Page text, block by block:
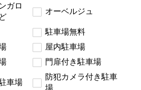
ガロ
オーベルジュ
駐車場無料
屋内駐車場
門扉付き駐車場
車場
防犯カメラ付き駐車
場